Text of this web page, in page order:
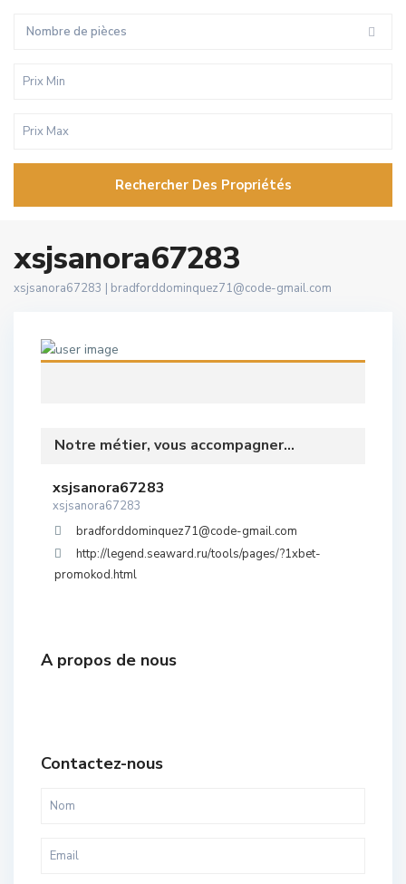
Nombre de pièces
Rechercher Des Propriétés
xsjsanora67283
xsjsanora67283 | bradforddominquez71@code-gmail.com
Notre métier, vous accompagner...
xsjsanora67283
xsjsanora67283
bradforddominquez71@code-gmail.com
http://legend.seaward.ru/tools/pages/?1xbet-
promokod.html
A propos de nous
Contactez-nous